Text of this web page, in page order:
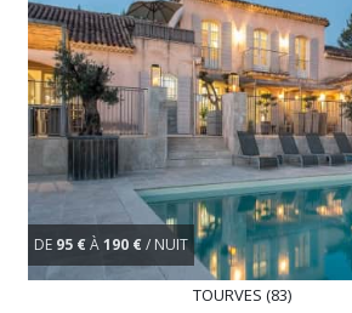
DE 95 €À190 €/ NUIT
TOURVES (83)